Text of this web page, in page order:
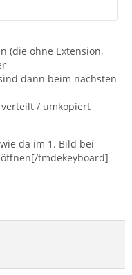
(die ohne Extension,
dann beim nächsten
/ umkopiert
wie da im 1. Bild bei
tmdekeyboard]